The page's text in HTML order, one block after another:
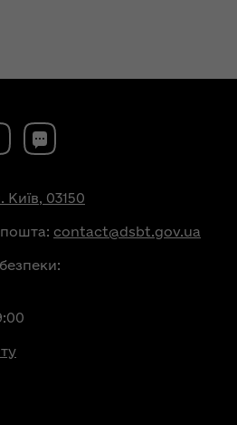
03150
contact@dsbt.gov.ua